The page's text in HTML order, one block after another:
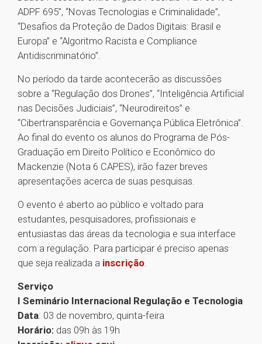
ADPF 695”, “Novas Tecnologias e Criminalidade”,
“Desafios da Proteção de Dados Digitais: Brasil e
Europa” e “Algoritmo Racista e Compliance
Antidiscriminatório”.
No período da tarde acontecerão as discussões
sobre a “Regulação dos Drones”, “Inteligência Artificial
nas Decisões Judiciais”, “Neurodireitos” e
“Cibertransparência e Governança Pública Eletrônica”.
Ao final do evento os alunos do Programa de Pós-
Graduação em Direito Político e Econômico do
Mackenzie (Nota 6 CAPES), irão fazer breves
apresentações acerca de suas pesquisas.
O evento é aberto ao público e voltado para
estudantes, pesquisadores, profissionais e
entusiastas das áreas da tecnologia e sua interface
com a regulação. Para participar é preciso apenas
que seja realizada a inscrição.
Serviço
I Seminário Internacional Regulação e Tecnologia
Data: 03 de novembro, quinta-feira
Horário: das 09h às 19h